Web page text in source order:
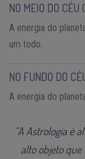
NO MEIO DO CÉU
A energia do
um todo.
NO FUNDO DO
A energia do
“A Astrologia é
alto objeto